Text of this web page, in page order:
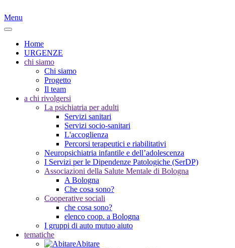
Menu
Home
URGENZE
chi siamo
Chi siamo
Progetto
Il team
a chi rivolgersi
La psichiatria per adulti
Servizi sanitari
Servizi socio-sanitari
L'accoglienza
Percorsi terapeutici e riabilitativi
Neuropsichiatria infantile e dell’adolescenza
I Servizi per le Dipendenze Patologiche (SerDP)
Associazioni della Salute Mentale di Bologna
A Bologna
Che cosa sono?
Cooperative sociali
che cosa sono?
elenco coop. a Bologna
I gruppi di auto mutuo aiuto
tematiche
Abitare